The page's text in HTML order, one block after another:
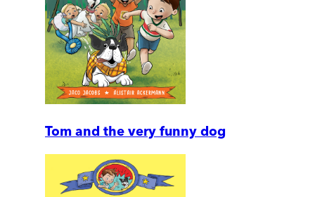
Tom and the very funny dog